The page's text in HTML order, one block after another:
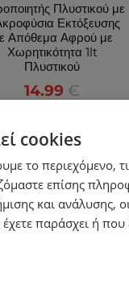
Πλυστικού με
Εκτόξευσης
Απόθεμα Αφρού με
Χωρητικότητα 1lt
Πλυστικού
14.99 €
cookies
το περιεχόμενο,
επίσης
και ανάλυσης,
παράσχει ή